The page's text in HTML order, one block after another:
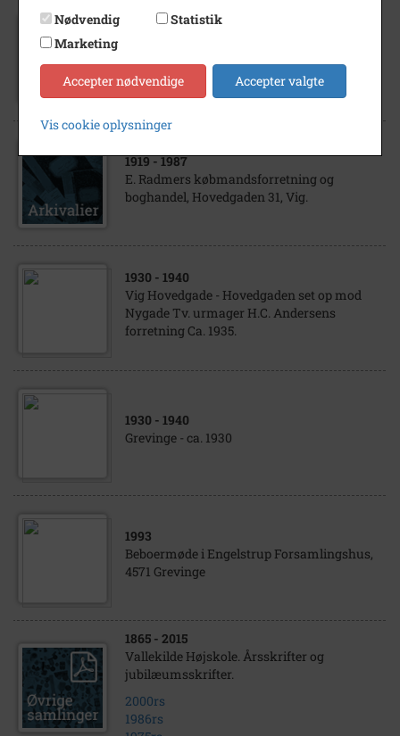
Skolebakken
1919- 1987
E. Radmers købmandsforretning og
boghandel, Hovedgaden 31, Vig.
1930 - 1940
Vig Hovedgade - Hovedgaden set op mod
Nygade Tv. urmager H.C. Andersens
forretning Ca. 1935.
1930 - 1940
Grevinge - ca. 1930
1993
Beboermøde i Engelstrup Forsamlingshus,
4571 Grevinge
1865 - 2015
Vallekilde Højskole. Årsskrifter og
jubilæumsskrifter.
2000rs
1986rs
Nødvendig
Statistik
Marketing
Accepter nødvendige Accepter valgte
Vis cookie oplysninger